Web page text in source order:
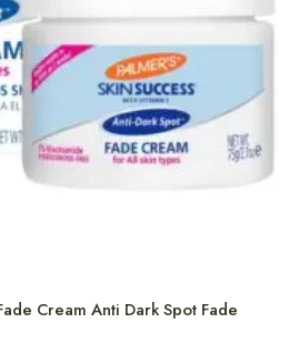
Cream Anti Dark Spot Fade